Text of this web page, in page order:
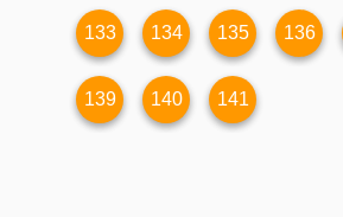
133 134 135 136
139 140 141